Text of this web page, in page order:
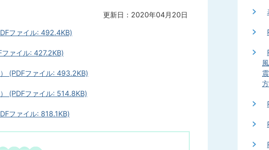
更新日：2020年04月20日
ファイル: 492.4KB)
ァイル: 427.2KB)
(PDFファイル: 493.2KB)
(PDFファイル: 514.8KB)
ファイル: 818.1KB)
方